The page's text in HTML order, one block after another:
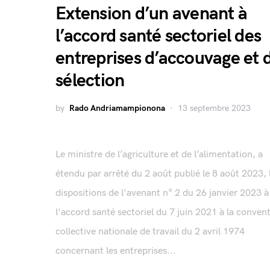
Extension d’un avenant à
l’accord santé sectoriel des
entreprises d’accouvage et
sélection
by Rado Andriamampionona 13 septembre 2023
Le ministre de l’agriculture et de l’alimentation, a
étendu par arrêté du 2 août publié le 8 août 2023,
dispositions de l'avenant n° 2 du 26 janvier 2023 à
l'accord santé sectoriel du 7 juin 2021 à la
collective nationale de travail du 2 avril 1974
concernant les entreprises...